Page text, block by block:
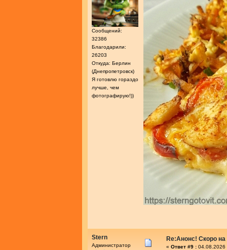
Сообщений:
32386
Благодарили:
26203
Откуда: Берлин
(Днепропетровск)
Я готовлю гораздо
лучше, чем
фотографирую!))
Stern
Администратор
Re:Анонс! Скоро
« Ответ #9 : 04.08.2026